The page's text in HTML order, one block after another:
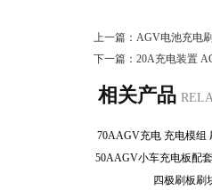
上一篇： AGV电池充电
下一篇： 20A充电装置
相关产品
70AAGV充电 充电模
四极刷板